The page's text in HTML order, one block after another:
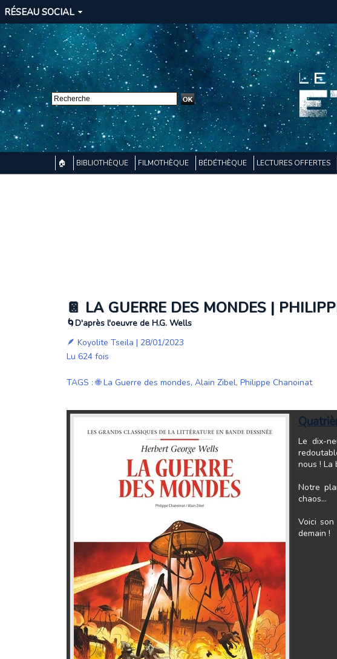
RÉSEAU SOCIAL
🏠 BIBLIOTHÈQUE FILMOTHÈQUE BÉDÉTHÈQUE LECTURES OFFERTES
📔 LA GUERRE DES MONDES |
🌀D'après l'oeuvre de H.G. Wells
🪶 Koyolite Tseila | 28/01/2023
Lu 624 fois
TAGS :🌐 La Guerre des mondes, Alain Zibel, Philippe Chanoinat
Le dix-
nous ! La
Notre
chaos…
Voici
demain !